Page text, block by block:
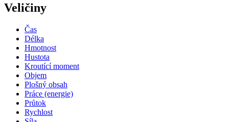
Veličiny
Čas
Délka
Hmotnost
Hustota
Kroutící moment
Objem
Plošný obsah
Práce (energie)
Průtok
Rychlost